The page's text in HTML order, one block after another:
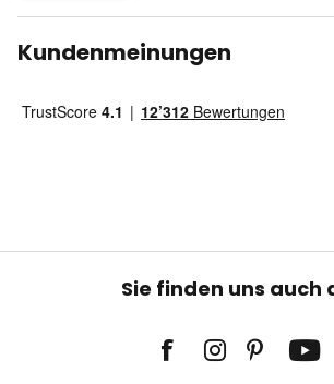
Kundenmeinungen
Sie finden uns auch